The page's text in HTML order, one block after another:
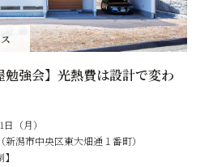
勉強会】光熱費は設計で変わ
（月）
潟市中央区東大畑通１番町）